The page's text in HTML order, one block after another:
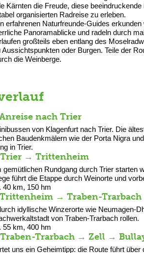
Kärnten die Freude, diese
organisierten Radreise zu erleben.
erfahrenen Naturfreunde-Guides
Panoramablicke und radeln durch
großteils eben entlang des
oder Burgen. Teile der
die Weinberge.
nach Trier
von Klagenfurt nach Trier. Die
Baudenkmälern wie der Porta Nigra
in Trier.
Trier → Trittenheim
gemütlichen Rundgang durch Trier starten
führt die Etappe durch Weinorte und
40 km, 150 hm
Trittenheim → Traben-Trarbach
idyllische Winzerorte wie Neumagen-
von Traben-Trarbach rollen.
55 km, 400 hm
Traben-Trarbach → Zell →
uns ein Geheimtipp: die Route führt